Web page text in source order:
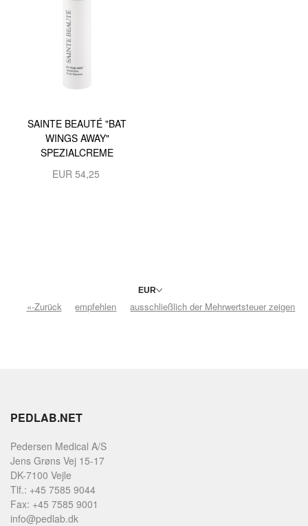
SAINTE BEAUTÉ "BAT
WINGS AWAY"
SPEZIALCREME
EUR 54,25
«-Zurück empfehlen ausschließlich der Mehrwertsteuer zeigen
PEDLAB.NET
Pedersen Medical A/S
Jens Grøns Vej 15-17
DK-7100 Vejle
Tlf.: +45 7585 9044
Fax: +45 7585 9001
info@pedlab.dk